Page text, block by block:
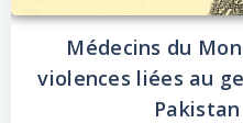
Médecins du
violences liées au